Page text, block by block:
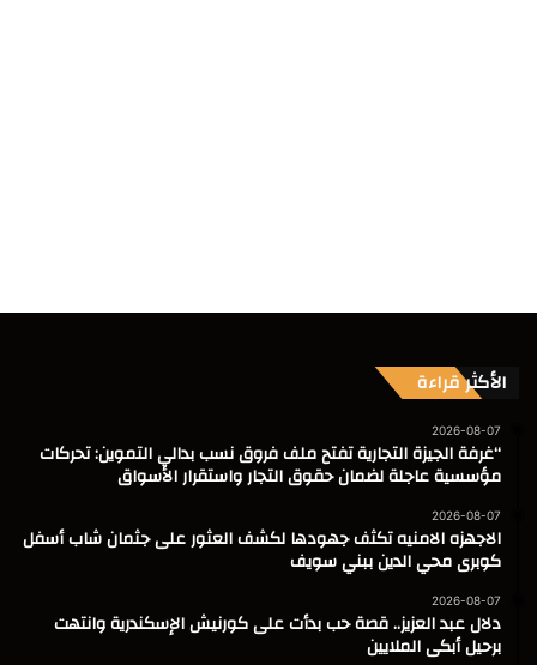
الأكثر قراءة
2026-08-07
“غرفة الجيزة التجارية تفتح ملف فروق نسب بدالي التموين: تحركات
مؤسسية عاجلة لضمان حقوق التجار واستقرار الأسواق
2026-08-07
الاجهزه الامنيه تكثف جهودها لكشف العثور على جثمان شاب أسفل
كوبرى محي الدين ببني سويف
2026-08-07
دلال عبد العزيز.. قصة حب بدأت على كورنيش الإسكندرية وانتهت
برحيل أبكى الملايين